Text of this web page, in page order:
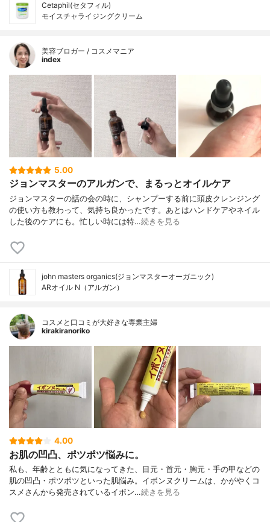
Cetaphil(セタフィル)
モイスチャライジングクリーム
美容ブロガー / コスメマニア
index
5.00
ジョンマスターのアルガンで、まるっとオイルケア
ジョンマスターの話の会の時に、シャンプーする前に頭皮クレンジング
の使い方も教わって、気持ち良かったです。あとはハンドケアやネイル
した後のケアにも。忙しい時には特…続きを見る
john masters organics(ジョンマスターオーガニック)
ARオイル N（アルガン）
コスメと口コミが大好きな専業主婦
kirakiranoriko
4.00
お肌の凹凸、ポツポツ悩みに。
私も、年齢とともに気になってきた、目元・首元・胸元・手の甲などの
肌の凹凸・ポツポツといった肌悩み。イボンヌクリームは、かがやくコ
スメさんから発売されているイボン…続きを見る